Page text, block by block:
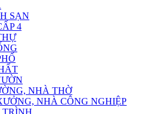
SẠN
4
NHÀ THỜ
NHÀ CÔNG NGHIỆP
TRÌNH